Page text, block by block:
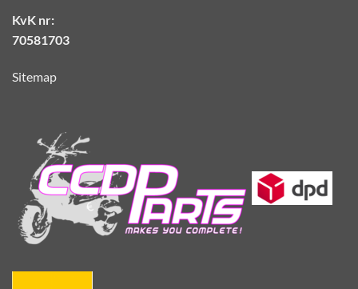
KvK nr:
70581703
Sitemap